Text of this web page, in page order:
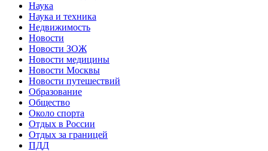
Наука
Наука и техника
Недвижимость
Новости
Новости ЗОЖ
Новости медицины
Новости Москвы
Новости путешествий
Образование
Общество
Около спорта
Отдых в России
Отдых за границей
ПДД